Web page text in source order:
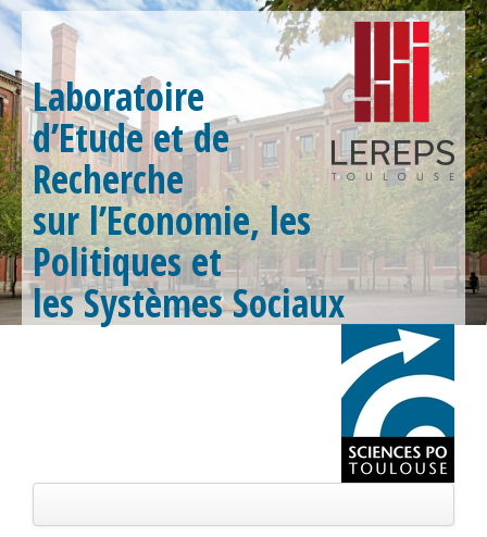
Laboratoire
d’Etude et de
Recherche
sur l’Economie, les
Politiques et
les Systèmes Sociaux